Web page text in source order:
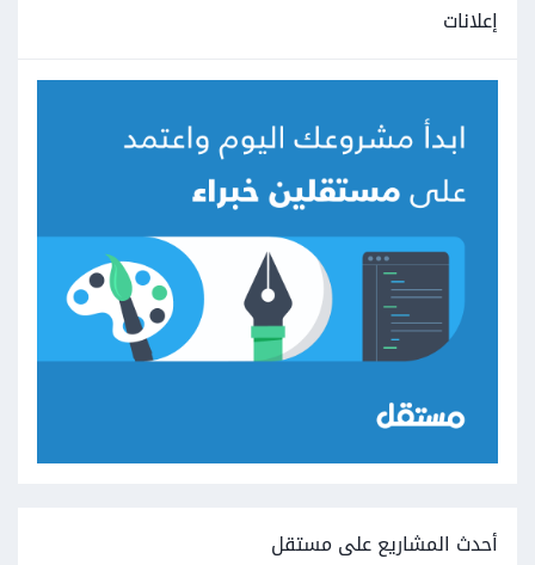
إعلانات
أحدث المشاريع على مستقل